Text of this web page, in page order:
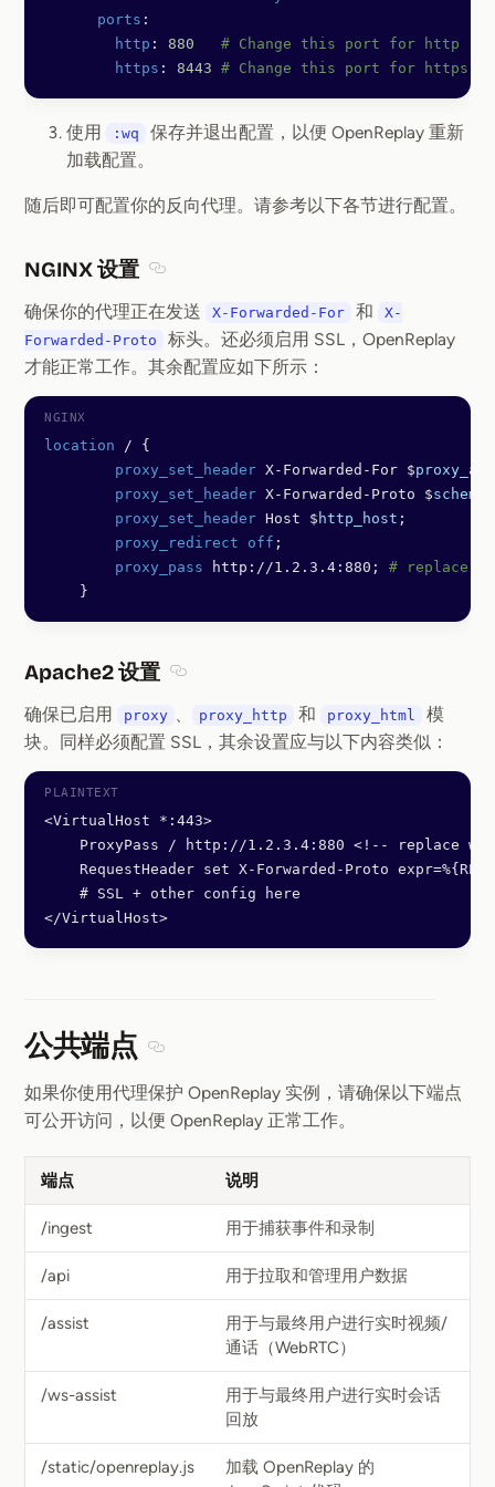
      ports
:
        http
: 880
   # Change this port for http
        https
: 8443 # Change this port for https
使用 :wq
保存并退出配置，以便 OpenReplay 重新
加载配置。
随后即可配置你的反向代理。请参考以下各节进行配置。
NGINX 设置
确保你的代理正在发送
X-Forwarded-For 和
X-
Forwarded-Proto
标头。还必须启用 SSL，OpenReplay
才能正常工作。其余配置应如下所示：
location / {
        proxy_set_header
X-Forwarded-For $
        proxy_set_header
X-Forwarded-Proto $scheme
        proxy_set_header
Host $ http_host ;
        proxy_redirect off
;
        proxy_pass
http://1.2.3.4:880; # replace
    }
Apache2 设置
确保已启用
proxy 、 proxy_http 和 proxy_html
模
块。同样必须配置 SSL，其余设置应与以下内容类似：
<VirtualHost *:443>
ProxyPass / http://1.2.3.4:880 <!-- replace
RequestHeader set X-Forwarded-Proto
    # SSL + other config here
</VirtualHost>
公共端点
如果你使用代理保护 OpenReplay 实例，请确保以下端点
可公开访问，以便 OpenReplay 正常工作。
端点 说明
/ingest 用于捕获事件和录制
/api 用于拉取和管理用户数据
/assist
用于与最终用户进行实时视频/
通话（WebRTC）
/ws-assist
用于与最终用户进行实时会话
回放
/static/openreplay.js
加载 OpenReplay 的